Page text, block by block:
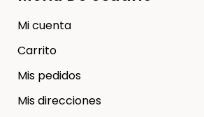
Mi cuenta
Carrito
Mis pedidos
Mis direcciones